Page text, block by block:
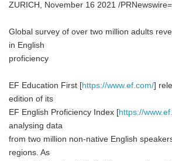
ZURICH, November 16 2021 /
Global survey of over two million adults
in English
proficiency
EF Education First [https://www.ef.com/]
edition of its
EF English Proficiency Index [https://
analysing data
from two million non-native English
regions. As